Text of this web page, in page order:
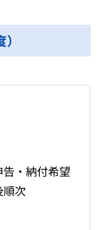
・納付希望
順次